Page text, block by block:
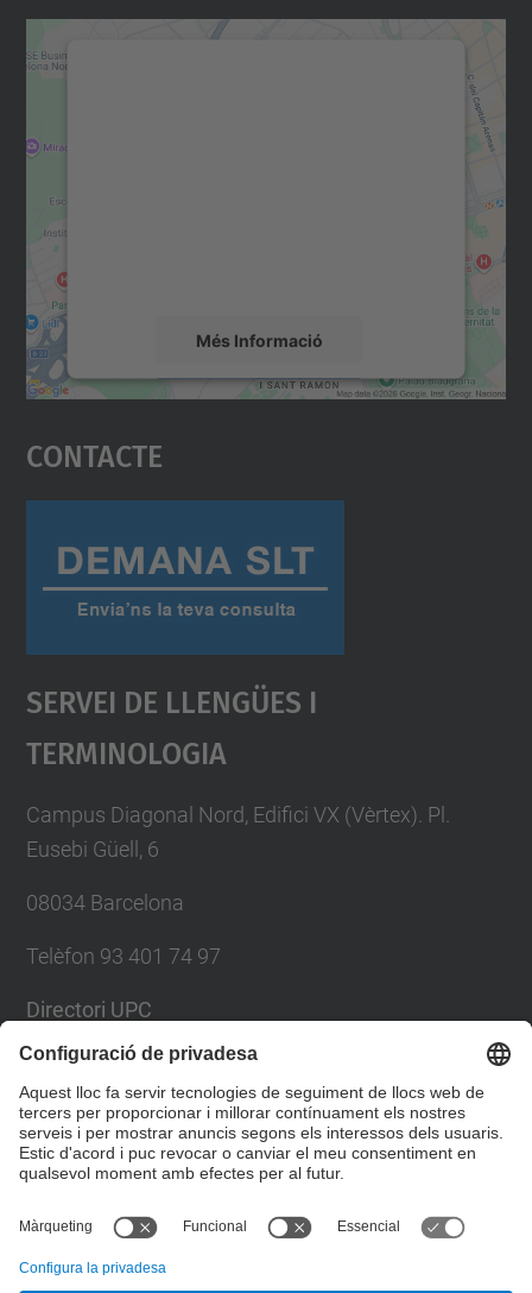
Més Informació
Accepta
powered by
Contacte
Servei De Llengües I
Terminologia
Campus Diagonal Nord, Edifici VX (Vèrtex). Pl.
Eusebi Güell, 6
08034 Barcelona
Telèfon 93 401 74 97
Directori UPC
Formulari de contacte
Llista Xarxes Socials